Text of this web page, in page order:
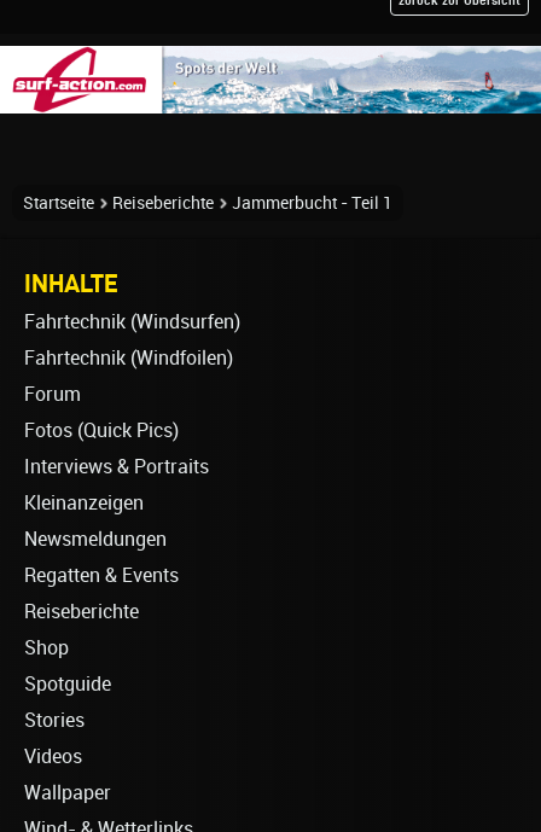
Startseite Reiseberichte Jammerbucht - Teil 1
INHALTE
Fahrtechnik (Windsurfen)
Fahrtechnik (Windfoilen)
Forum
Fotos (Quick Pics)
Interviews & Portraits
Kleinanzeigen
Newsmeldungen
Regatten & Events
Reiseberichte
Shop
Spotguide
Stories
Videos
Wallpaper